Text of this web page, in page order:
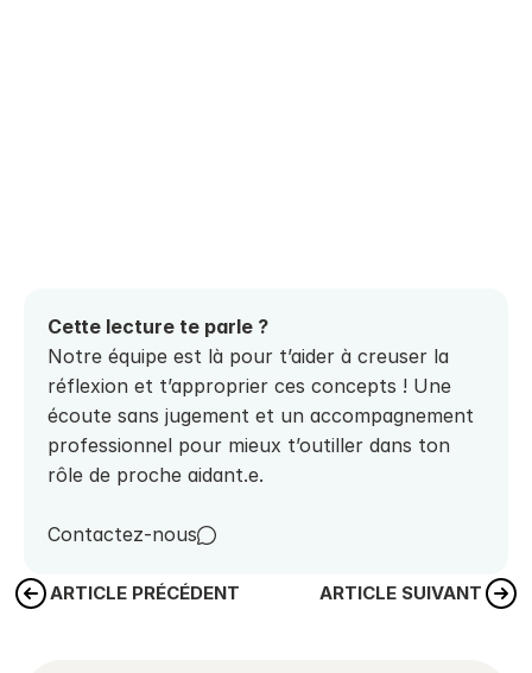
Cette lecture te parle ?
Notre équipe est là pour t’aider à creuser la
réflexion et t’approprier ces concepts ! Une
écoute sans jugement et un accompagnement
professionnel pour mieux t’outiller dans ton
rôle de proche aidant.e.
Contactez-nous
ARTICLE PRÉCÉDENT ARTICLE SUIVANT